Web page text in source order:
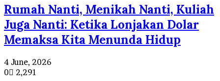
Rumah Nanti, Menikah Nanti, Kuliah
Juga Nanti: Ketika Lonjakan Dolar
Memaksa Kita Menunda Hidup
4 June, 2026
0
2,291